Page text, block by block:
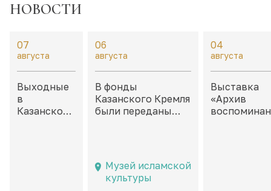
НОВОСТИ
07
августа
Выходные
в
Казанском
06
августа
В фонды
Казанского Кремля
были переданы
Казани и
татарской
культуре
Музей исламской
культуры
04
августа
Выставка
«Архив